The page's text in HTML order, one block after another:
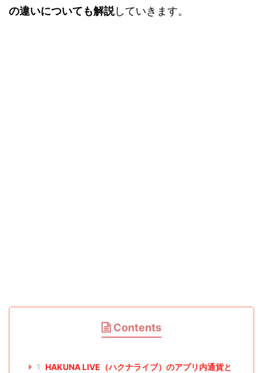
の違いについても解説していきます。
Contents
1 HAKUNA LIVE（ハクナライブ）のアプリ内通貨と